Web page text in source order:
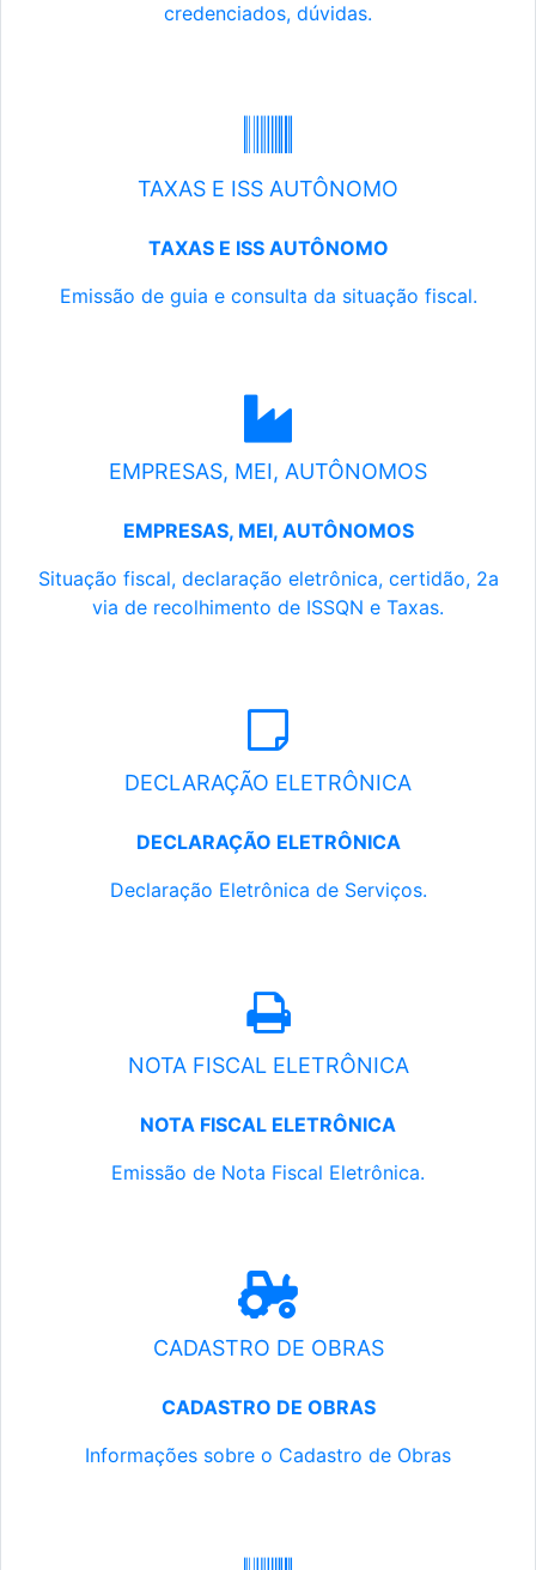
credenciados, dúvidas.
TAXAS E ISS AUTÔNOMO
TAXAS E ISS AUTÔNOMO
Emissão de guia e consulta da situação fiscal.
EMPRESAS, MEI, AUTÔNOMOS
EMPRESAS, MEI, AUTÔNOMOS
Situação fiscal, declaração eletrônica, certidão, 2a
via de recolhimento de ISSQN e Taxas.
DECLARAÇÃO ELETRÔNICA
DECLARAÇÃO ELETRÔNICA
Declaração Eletrônica de Serviços.
NOTA FISCAL ELETRÔNICA
NOTA FISCAL ELETRÔNICA
Emissão de Nota Fiscal Eletrônica.
CADASTRO DE OBRAS
CADASTRO DE OBRAS
Informações sobre o Cadastro de Obras